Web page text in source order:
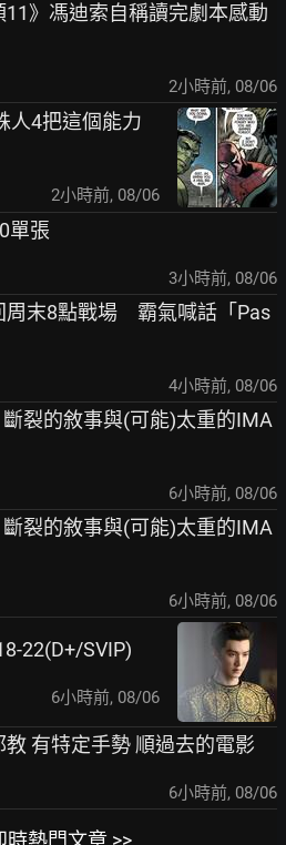
11》馮迪索自稱讀完劇本感動
2小時前, 08/06
人4把這個能力
2小時前, 08/06
單張
3小時前, 08/06
周末8點戰場 霸氣喊話「Pas
4小時前, 08/06
斷裂的敘事與(可能)太重的IMA
6小時前, 08/06
斷裂的敘事與(可能)太重的IMA
6小時前, 08/06
22(D+/SVIP)
6小時前, 08/06
教 有特定手勢 順過去的電影
6小時前, 08/06